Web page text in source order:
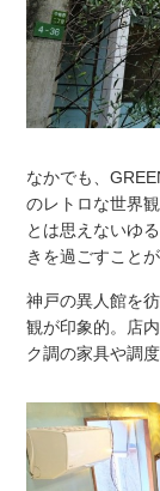
なかでも、
のレトロな世界
とは思えないゆ
きを過ごすことが
神戸の異人館を
観が印象的。店
ク調の家具や調